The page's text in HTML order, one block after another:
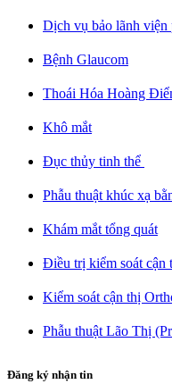
Dịch vụ bảo lãnh viện
Bệnh Glaucom​
Thoái Hóa Hoàng
Khô mắt​
Đục thủy tinh thể ​
Phẫu thuật khúc xạ
Khám mắt tổng quát​
Điều trị kiểm soát cận
Kiểm soát cận thị
Phẫu thuật Lão Thị
Đăng ký nhận tin